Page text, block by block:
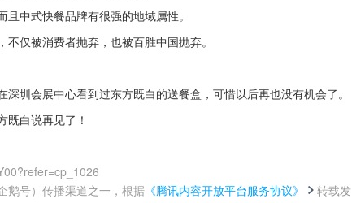
中式快餐品牌有很强的地域属性。
仅被消费者抛弃，也被百胜中国抛弃。
圳会展中心看到过东方既白的送餐盒，可惜以后再也没有机会了。
既白说再见了！
鹅号）传播渠道之一，根据 《腾讯内容开放平台服务协议》
转载发